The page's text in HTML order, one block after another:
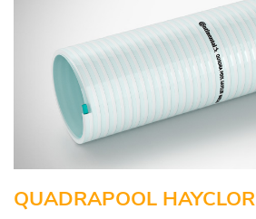
QUADRAPOOL HAYCLOR